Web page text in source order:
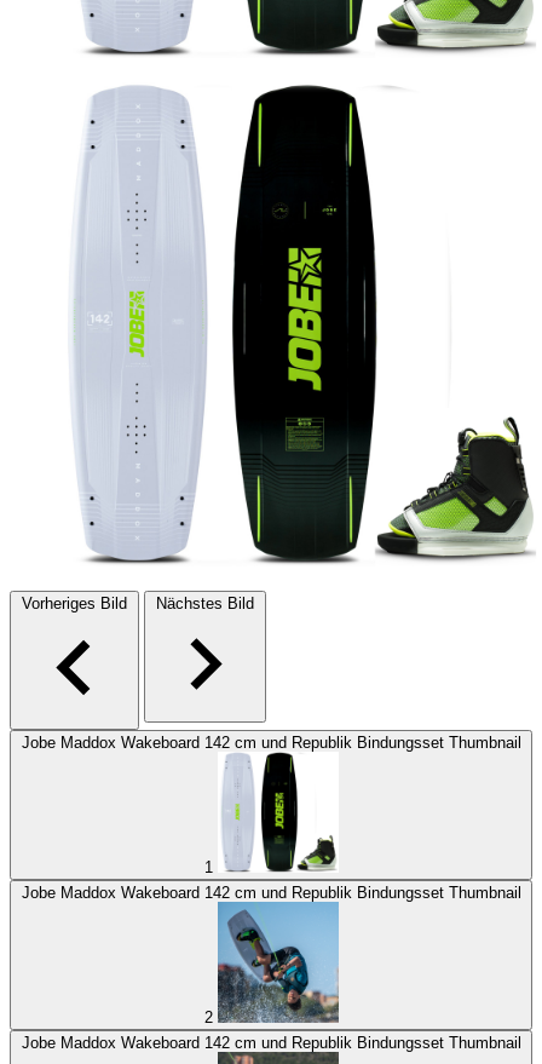
Vorheriges Bild Nächstes Bild
Jobe Maddox Wakeboard 142 cm und Republik Bindungsset Thumbnail
1
Jobe Maddox Wakeboard 142 cm und Republik Bindungsset Thumbnail
2
Jobe Maddox Wakeboard 142 cm und Republik Bindungsset Thumbnail